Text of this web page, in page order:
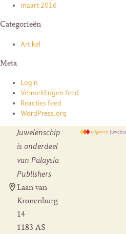
maart 2016
Categorieën
Artikel
Meta
Login
Vermeldingen feed
Reacties feed
WordPress.org
Juwelenschip
is onderdeel
van Palaysia
Publishers
Laan van
Kronenburg
14
1183 AS